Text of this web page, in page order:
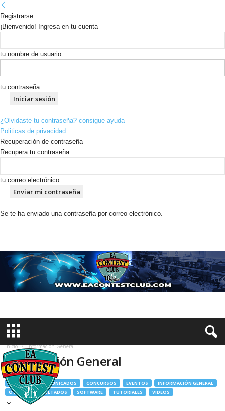
Registrarse
¡Bienvenido! Ingresa en tu cuenta
tu nombre de usuario
tu contraseña
¿Olvidaste tu contraseña? consigue ayuda
Politicas de privacidad
Recuperación de contraseña
Recupera tu contraseña
tu correo electrónico
Se te ha enviado una contraseña por correo electrónico.
Inicio Información General
Información General
ANTENAS COMUNICADOS CONCURSOS EVENTOS
INFORMACIÓN GENERAL
OTROS
RESULTADOS SOFTWARE TUTORIALES VIDEOS